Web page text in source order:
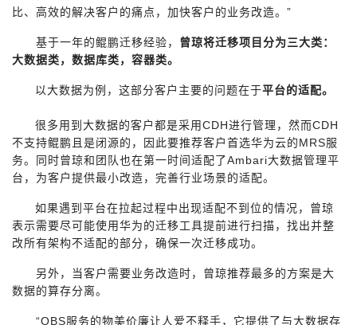
比、高效的解决客户的痛点，加快客户的业务改造。”
基于一年的鲲鹏迁移经验， 曾琼将迁移项目分为三大类：
大数据类，数据库类，容器类。
以大数据为例，这部分客户主要的问题在于平台的适配。
很多用到大数据的客户都是采用CDH进行管理，然而CDH
不支持鲲鹏且是闭源的，因此要推荐客户首选华为云的MRS服
务。同时曾琼和团队也在第一时间适配了Ambari大数据管理平
台，为客户提供最小改造，完善行业场景的适配。
如果遇到平台在拉起过程中出现适配不到位的情况，曾琼
表示需要尽可能使用华为的迁移工具提前进行扫描，找出并整
改所有架构不适配的部分，确保一次迁移成功。
另外，当客户需要业务改造时，曾琼推荐最多的方案是大
数据的算存分离。
“OBS服务的物美价廉让人爱不释手，它提供了与大数据存